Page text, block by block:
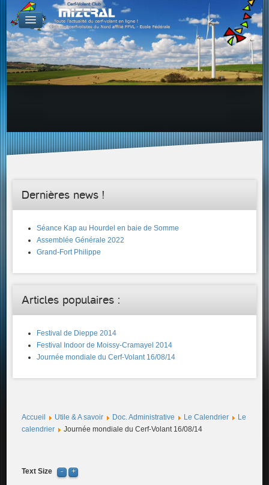
De par le monde
GALERIES
Galerie Photo
Galerie KAP
Galerie Vidéo
Proposer un lien sur votre site Web
Proposer un nouveau lien !
Dernières news !
Séance Kap au Hourdel en baie de Somme
Assemblée Générale 2022
Grand-Fort Philippe
Articles populaires :
Festival de Dieppe 2014
Festival Indoor de Moissy-Cramayel 2014
Journée mondiale du Cerf-Volant 16/08/14
Accueil Utile & A savoir Doc. Administrative Le Calendrier
Le
calendrier
Journée mondiale du Cerf-Volant 16/08/14
Text Size